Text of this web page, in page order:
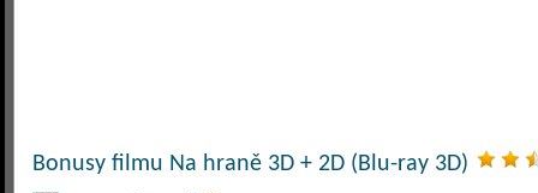
Bonusy filmu Na hraně 3D + 2D (Blu-ray 3D)